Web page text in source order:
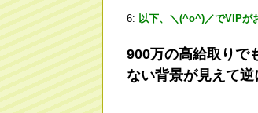
6: 以下、＼(^o^)／でVIPが
900万の高給取りで
ない背景が見えて